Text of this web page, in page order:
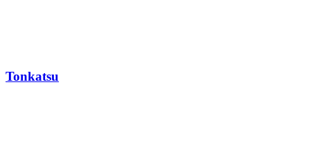
Tonkatsu